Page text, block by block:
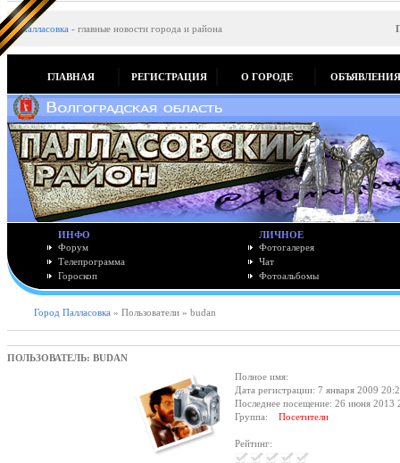
Палласовка - главные новости города и района
ГЛАВНАЯ РЕГИСТРАЦИЯ О ГОРОДЕ ОБЪЯВЛЕНИЯ
ИНФО
Форум
Телепрограмма
Гороскоп
ЛИЧНОЕ
Фотогалерея
Чат
Фотоальбомы
Город Палласовка » Пользователи » budan
ПОЛЬЗОВАТЕЛЬ: BUDAN
Полное имя:
Дата регистрации: 7 января 2009
Последнее посещение: 26 июня 2013
Группа: Посетители
Рейтинг: